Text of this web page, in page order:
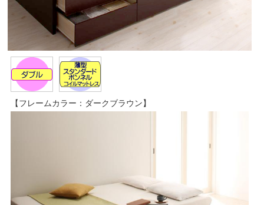
【フレームカラー：ダークブラウン】